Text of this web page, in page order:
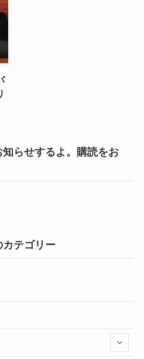
らせするよ。購読をお
テゴリー